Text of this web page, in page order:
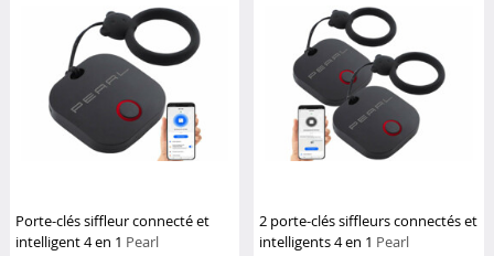
Porte-clés siffleur connecté et
intelligent 4 en 1 Pearl
2 porte-clés siffleurs connectés et
intelligents 4 en 1 Pearl